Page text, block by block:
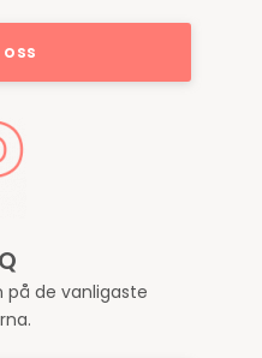
på de vanligaste